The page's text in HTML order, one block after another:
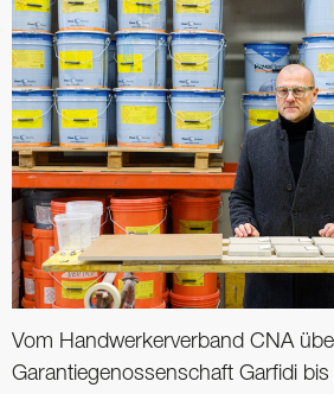
Vom Handwerkerverband CNA
Garantiegenossenschaft Garfidi